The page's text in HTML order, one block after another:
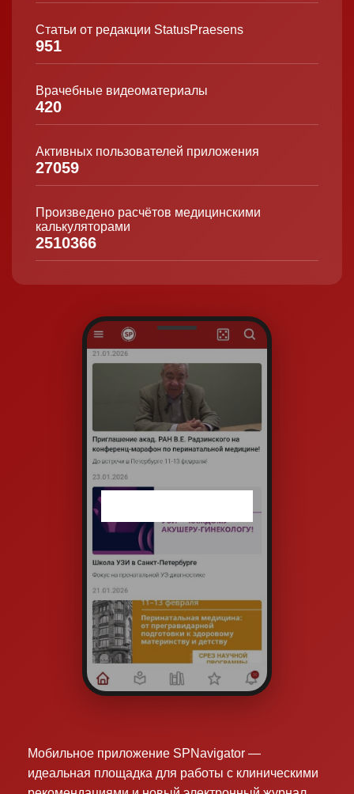
Статьи от редакции StatusPraesens
951
Врачебные видеоматериалы
420
Активных пользователей приложения
27059
Произведено расчётов медицинскими
калькуляторами
2510366
Мобильное приложение SPNavigator —
идеальная площадка для работы с клиническими